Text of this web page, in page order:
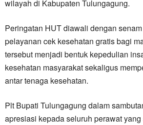
wilayah di Kabupaten Tulungagung.
Peringatan HUT diawali dengan
pelayanan cek kesehatan gratis bagi
tersebut menjadi bentuk kepedulian
kesehatan masyarakat sekaligus
antar tenaga kesehatan.
Plt Bupati Tulungagung dalam
apresiasi kepada seluruh perawat